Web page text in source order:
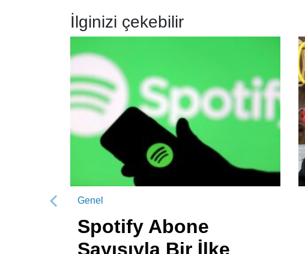
İlginizi çekebilir
Genel
Spotify Abone
Sayısıyla Bir İlke
Önceki